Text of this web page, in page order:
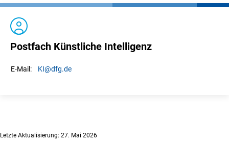
Postfach Künstliche Intelligenz
E-Mail: KI@dfg.de
Letzte Aktualisierung: 27. Mai 2026